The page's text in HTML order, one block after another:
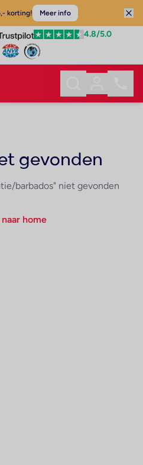
korting! Meer info
4.8/5.0
gevonden
barbados" niet gevonden
home